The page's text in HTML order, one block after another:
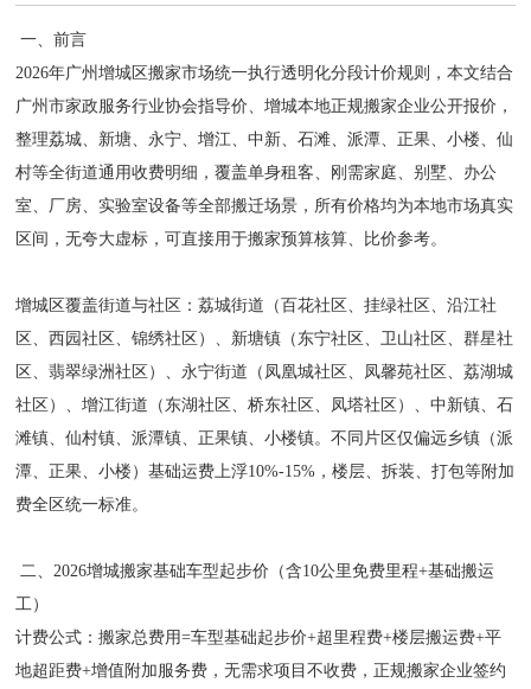
一、前言
2026年广州增城区搬家市场统一执行透明化分段计价规则，本文结合
广州市家政服务行业协会指导价、增城本地正规搬家企业公开报价，
整理荔城、新塘、永宁、增江、中新、石滩、派潭、正果、小楼、仙
村等全街道通用收费明细，覆盖单身租客、刚需家庭、别墅、办公
室、厂房、实验室设备等全部搬迁场景，所有价格均为本地市场真实
区间，无夸大虚标，可直接用于搬家预算核算、比价参考。
增城区覆盖街道与社区：荔城街道（百花社区、挂绿社区、沿江社
区、西园社区、锦绣社区）、新塘镇（东宁社区、卫山社区、群星社
区、翡翠绿洲社区）、永宁街道（凤凰城社区、凤馨苑社区、荔湖城
社区）、增江街道（东湖社区、桥东社区、凤塔社区）、中新镇、石
滩镇、仙村镇、派潭镇、正果镇、小楼镇。不同片区仅偏远乡镇（派
潭、正果、小楼）基础运费上浮10%-15%，楼层、拆装、打包等附加
费全区统一标准。
二、2026增城搬家基础车型起步价（含10公里免费里程+基础搬运
工）
计费公式：搬家总费用=车型基础起步价+超里程费+楼层搬运费+平
地超距费+增值附加服务费，无需求项目不收费，正规搬家企业签约